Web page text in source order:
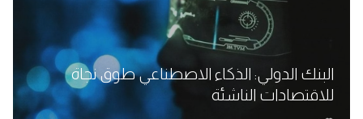
البنك الدولي: الذكاء الاصطناعي طوق نجاة
للاقتصادات الناشئة